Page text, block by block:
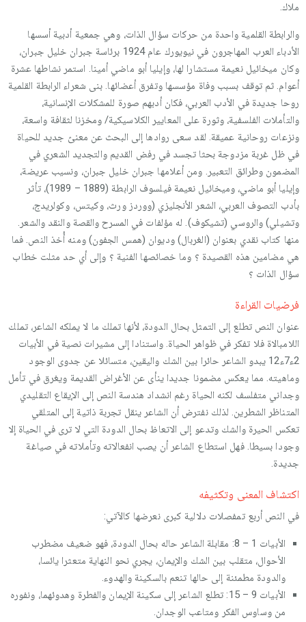
ملاك.
والرابطة القلمية واحدة من حركات سؤال الذات، وهي جمعية أدبية أسسها
الأدباء العرب المهاجرون في نيويورك عام 1924 برئاسة جبران خليل جبران،
وكان ميخائيل نعيمة مستشارا لها، وإيليا أبو ماضي أمينا. استمر نشاطها عشرة
أعوام. ثم توقف بسبب وفاة مؤسسها وتفرق أعضائها. بنى شعراء الرابطة القلمية
روحا جديدة في الأدب العربي، فكان أدبهم صورة للمشكلات الإنسانية،
والتأملات الفلسفية، وثورة على المعايير الكلاسيكية/ ومخزنا لثقافة واسعة،
ونزعات روحانية عميقة. لقد سعى روادها إلى البحث عن معنىً جديد للحياة
في ظل غربة مزدوجة بحثا تجسد في رفض القديم والتجديد الشعري في
المضمون وطرائق التعبير. ومن أعلامها جبران خليل جبران، ونسيب عريضة،
وإيليا أبو ماضي، وميخائيل نعيمة فيلسوف الرابطة (1889 – 1989)، تأثر
بأدب التصوف العربي، الشعر الأنجليزي (ووردز ورث، وكيتس، وكولريدج،
وتشيلي) والروسي (تشيكوف). له مؤلفات في المسرح والقصة والنقد والشعر.
منها كتاب نقدي بعنوان (الغربال) وديوان (همس الجفون) ومنه أُخذ النص. فما
هي مضامين هذه القصيدة ؟ وما خصائصها الفنية ؟ وإلى أي حد مثلت خطاب
سؤال الذات ؟
فرضيات القراءة
عنوان النص تطلع إلى التمثل بحال الدودة، لأنها تملك ما لا يملكه الشاعر، تملك
اللامبالاة فلا تفكر في ظواهر الحياة. واستنادا إلى مشيرات نصية في الأبيات
2ء7ء12 يبدو الشاعر حائرا بين الشك واليقين، متسائلا عن جدوى الوجود
وماهيته. مما يعكس مضمونا جديدا ينأى عن الأغراض القديمة ويغرق في تأمل
وجداني متفلسف لكنه الحياة رغم انشداد هندسة النص إلى الإيقاع التقليدي
المتناظر الشطرين. لذلك نفترض أن الشاعر ينقل تجربة ذاتية إلى المتلقي
تعكس الحيرة والشك وتدعو إلى الاتعاظ بحال الدودة التي لا ترى في الحياة إلا
وجودا بسيطا. فهل استطاع الشاعر أن يصب انفعالاته وتأملاته في صياغة
جديدة.
اكتشاف المعنى وتكثيفه
في النص أربع تمفصلات دلالية كبرى نعرضها كالآتي:
الأبيات 1 – 8: مقابلة الشاعر حاله بحال الدودة، فهو ضعيف مضطرب
الأحوال، متقلب بين الشك والإيمان، يجري نحو النهاية متعثرا يائسا،
والدودة مطمئنة إلى حالها تنعم بالسكينة والهدوء.
الأبيات 9 – 15: تطلع الشاعر إلى سكينة الإيمان والفطرة وهدوئهما، ونفوره
من وساوس الفكر ومتاعب الوجدان.